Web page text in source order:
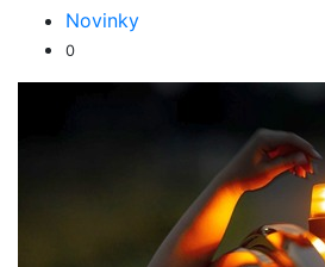
Novinky
0